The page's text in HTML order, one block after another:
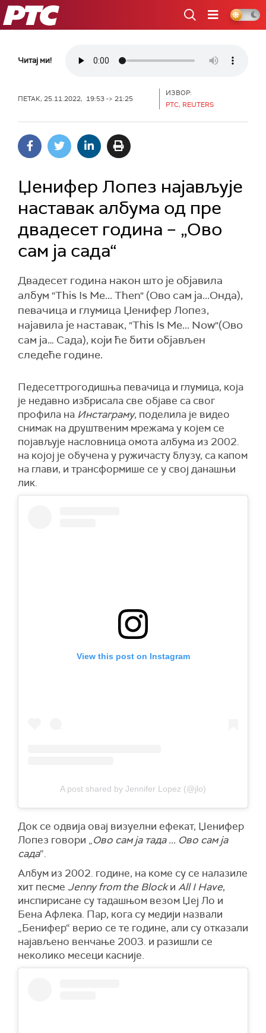
РТС
Читај ми!
ПЕТАК, 25.11.2022, 19:53 -> 21:25
ИЗВОР:
РТС, REUTERS
Џенифер Лопез најављује
наставак албума од пре
двадесет година – „Ово
сам ја сада“
Двадесет година након што је објавила
албум "This Is Me... Then" (Ово сам ја...Онда),
певачица и глумица Џенифер Лопез,
најавила је наставак, "This Is Me... Now"(Ово
сам ја… Сада), који ће бити објављен
следеће године.
Педесеттрогодишња певачица и глумица, која
је недавно избрисала све објаве са свог
профила на Инстаграму, поделила је видео
снимак на друштвеним мрежама у којем се
појављује насловница омота албума из 2002.
на којој је обучена у ружичасту блузу, са капом
на глави, и трансформише се у свој данашњи
лик.
View this post on Instagram
A post shared by Jennifer Lopez (@jlo)
Док се одвија овај визуелни ефекат, Џенифер
Лопез говори „Ово сам ја тада ... Ово сам ја
сада“.
Албум из 2002. године, на коме су се налазиле
хит песме Jenny from the Blockи All I Have,
инспирисане су тадашњом везом Џеј Ло и
Бена Афлека. Пар, кога су медији назвали
„Бенифер“ верио се те године, али су отказали
најављено венчање 2003. и разишли се
неколико месеци касније.